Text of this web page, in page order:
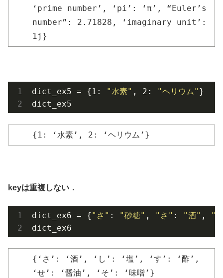
‘prime number’, ‘pi’: ‘π’, “Euler’s
number”: 2.71828, ‘imaginary unit’:
1j}
dict_ex5 = {1: "水素" , 2: "ヘリウム" }
dict_ex5
{1: ‘水素’, 2: ‘ヘリウム’}
keyは重複しない．
dict_ex6 = { "さ" : "砂糖" , "さ" : "酒" ,
"
dict_ex6
{‘さ’: ‘酒’, ‘し’: ‘塩’, ‘す’: ‘酢’,
‘せ’: ‘醤油’, ‘そ’: ‘味噌’}